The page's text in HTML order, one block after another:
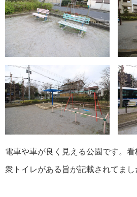
電車や車が良く見える公園です。
衆トイレがある旨が記載されてまし